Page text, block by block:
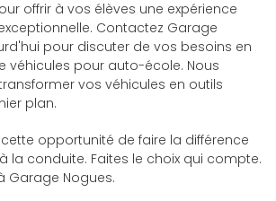
offrir à vos élèves une expérience
Contactez Garage
pour discuter de vos besoins en
véhicules pour auto-école. Nous
vos véhicules en outils
plan.
opportunité de faire la différence
la conduite. Faites le choix qui compte.
Garage Nogues.